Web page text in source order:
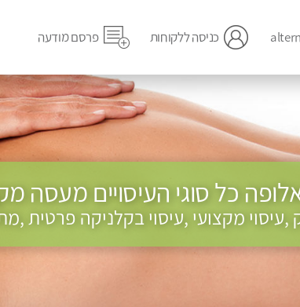
כניסה ללקוחות פרסם מודעה
כל סוגי העיסויים מעסה
,עיסוי מקצועי ,עיסוי בקלניקה פרטית